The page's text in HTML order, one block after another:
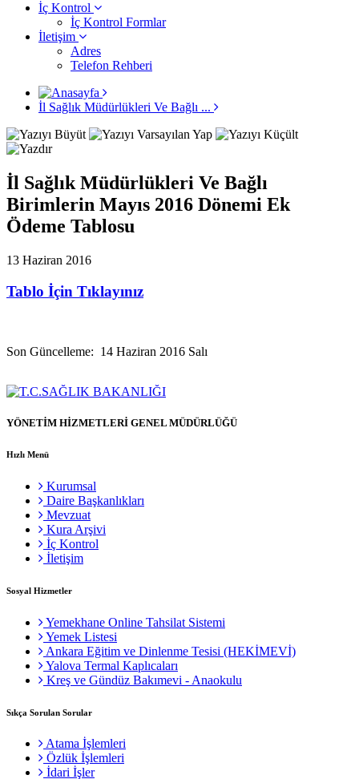
İç Kontrol
İç Kontrol Formlar
İletişim
Adres
Telefon Rehberi
İl Sağlık Müdürlükleri Ve Bağlı ...
İl Sağlık Müdürlükleri Ve Bağlı
Birimlerin Mayıs 2016 Dönemi Ek
Ödeme Tablosu
13 Haziran 2016
Tablo İçin Tıklayınız
Son Güncelleme: 14 Haziran 2016 Salı
YÖNETİM HİZMETLERİ GENEL MÜDÜRLÜĞÜ
Hızlı Menü
Kurumsal
Daire Başkanlıkları
Mevzuat
Kura Arşivi
İç Kontrol
İletişim
Sosyal Hizmetler
Yemekhane Online Tahsilat Sistemi
Yemek Listesi
Ankara Eğitim ve Dinlenme Tesisi (HEKİMEVİ)
Yalova Termal Kaplıcaları
Kreş ve Gündüz Bakımevi - Anaokulu
Sıkça Sorulan Sorular
Atama İşlemleri
Özlük İşlemleri
İdari İşler